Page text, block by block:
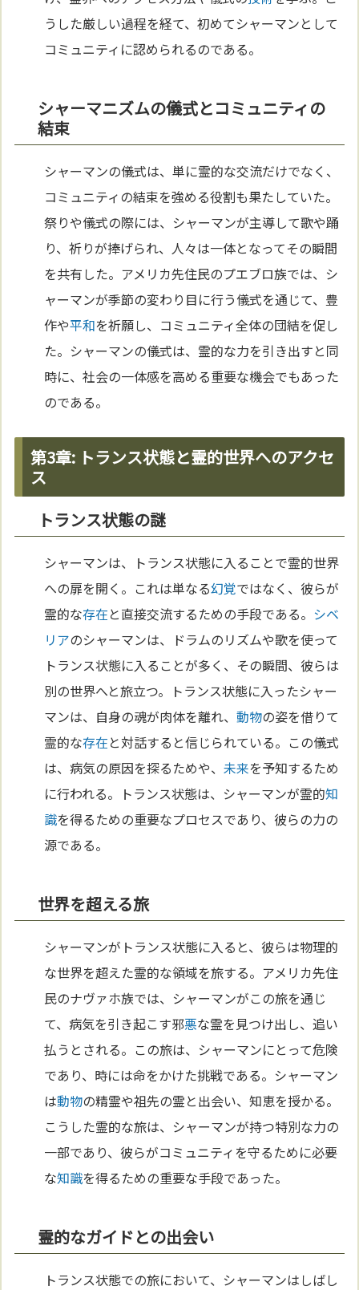
うした厳しい過程を経て、初めてシャーマンとして
コミュニティに認められるのである。
シャーマニズムの儀式とコミュニティの
結束
シャーマンの儀式は、単に霊的な交流だけでなく、
コミュニティの結束を強める役割も果たしていた。
祭りや儀式の際には、シャーマンが主導して歌や踊
り、祈りが捧げられ、人々は一体となってその瞬間
を共有した。アメリカ先住民のプエブロ族では、シ
ャーマンが季節の変わり目に行う儀式を通じて、豊
作や平和を祈願し、コミュニティ全体の団結を促し
た。シャーマンの儀式は、霊的な力を引き出すと同
時に、社会の一体感を高める重要な機会でもあった
のである。
第3章: トランス状態と霊的世界へのアクセ
ス
トランス状態の謎
シャーマンは、トランス状態に入ることで霊的世界
への扉を開く。これは単なる幻覚ではなく、彼らが
霊的な存在と直接交流するための手段である。 シベ
リアのシャーマンは、ドラムのリズムや歌を使って
トランス状態に入ることが多く、その瞬間、彼らは
別の世界へと旅立つ。トランス状態に入ったシャー
マンは、自身の魂が肉体を離れ、動物の姿を借りて
霊的な存在と対話すると信じられている。この儀式
は、病気の原因を探るためや、未来を予知するため
に行われる。トランス状態は、シャーマンが霊的知
識を得るための重要なプロセスであり、彼らの力の
源である。
世界を超える旅
シャーマンがトランス状態に入ると、彼らは物理的
な世界を超えた霊的な領域を旅する。アメリカ先住
民のナヴァホ族では、シャーマンがこの旅を通じ
て、病気を引き起こす邪悪な霊を見つけ出し、追い
払うとされる。この旅は、シャーマンにとって危険
であり、時には命をかけた挑戦である。シャーマン
は動物の精霊や祖先の霊と出会い、知恵を授かる。
こうした霊的な旅は、シャーマンが持つ特別な力の
一部であり、彼らがコミュニティを守るために必要
な知識を得るための重要な手段であった。
霊的なガイドとの出会い
トランス状態での旅において、シャーマンはしばし